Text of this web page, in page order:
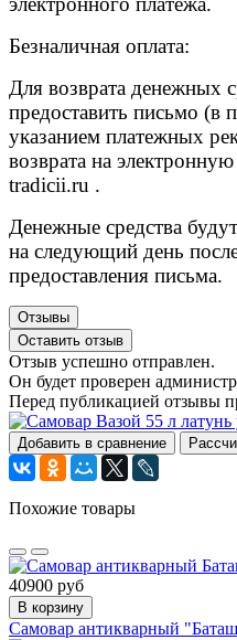
Безналичная оплата:
Для возврата денежных
предоставить письмо (в
указанием платежных
возврата на
tradicii.ru .
Денежные средства
на следующий день
предоставления письма.
Отзывы
Оставить отзыв
Отзыв успешно отправлен.
Он будет проверен
Перед публикацией отзывы
Добавить в сравнение
Похожие товары
40900 руб
В корзину
Самовар антикварный